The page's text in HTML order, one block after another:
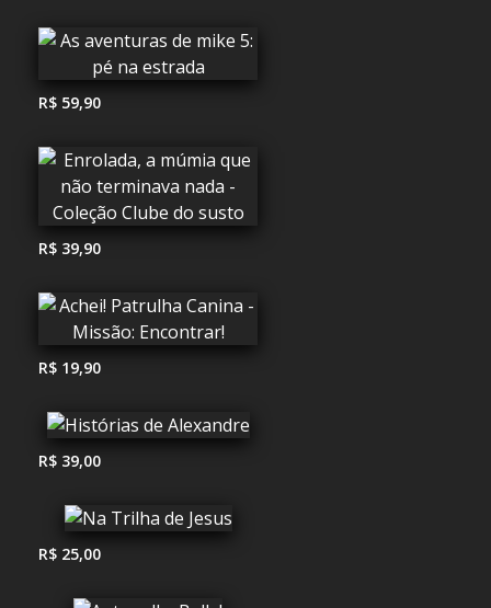
R$ 59,90
R$ 39,90
R$ 19,90
R$ 39,00
R$ 25,00